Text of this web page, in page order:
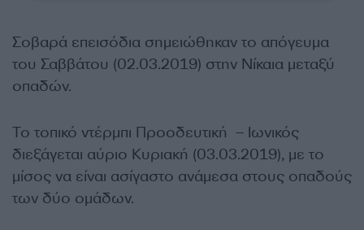
Σοβαρά επεισόδια σημειώθηκαν το απόγευμα
του Σαββάτου (02.03.2019) στην Νίκαια μεταξύ
οπαδών.
Το τοπικό ντέρμπι Προοδευτική – Ιωνικός
διεξάγεται αύριο Κυριακή (03.03.2019), με το
μίσος να είναι ασίγαστο ανάμεσα στους οπαδούς
των δύο ομάδων.